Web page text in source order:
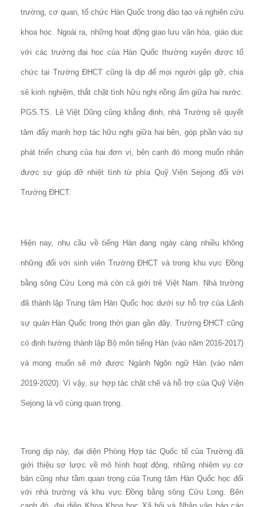
trường, cơ quan, tổ chức Hàn Quốc trong đào tạo và nghiên cứu
khoa học. Ngoài ra, những hoạt động giao lưu văn hóa, giáo dục
với các trường đại học của Hàn Quốc thường xuyên được tổ
chức tại Trường ĐHCT cũng là dịp để mọi người gặp gỡ, chia
sẻ kinh nghiệm, thắt chặt tình hữu nghị nồng ấm giữa hai nước.
PGS.TS. Lê Việt Dũng cũng khẳng định, nhà Trường sẽ quyết
tâm đẩy mạnh hợp tác hữu nghị giữa hai bên, góp phần vào sự
phát triển chung của hai đơn vị, bên cạnh đó mong muốn nhận
được sự giúp đỡ nhiệt tình từ phía Quỹ Viện Sejong đối với
Trường ĐHCT.
Hiện nay, nhu cầu về tiếng Hàn đang ngày càng nhiều không
những đối với sinh viên Trường ĐHCT và trong khu vực Đồng
bằng sông Cửu Long mà còn cả giới trẻ Việt Nam. Nhà trường
đã thành lập Trung tâm Hàn Quốc học dưới sự hỗ trợ của Lãnh
sự quán Hàn Quốc trong thời gian gần đây. Trường ĐHCT cũng
có định hướng thành lập Bộ môn tiếng Hàn (vào năm 2016-2017)
và mong muốn sẽ mở được Ngành Ngôn ngữ Hàn (vào năm
2019-2020). Vì vậy, sự hợp tác chặt chẽ và hỗ trợ của Quỹ Viện
Sejong là vô cùng quan trọng.
Trong dịp này, đại diện Phòng Hợp tác Quốc tế của Trường đã
giới thiệu sơ lược về mô hình hoạt động, những nhiệm vụ cơ
bản cũng như tầm quan trọng của Trung tâm Hàn Quốc học đối
với nhà trường và khu vực Đồng bằng sông Cửu Long. Bên